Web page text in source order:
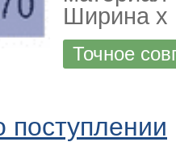
Ширина х
Точное